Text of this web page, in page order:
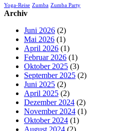
Yoga-Reise Zumba Zumba Party
Archiv
Juni 2026 (2)
Mai 2026 (1)
April 2026 (1)
Februar 2026 (1)
Oktober 2025 (3)
September 2025 (2)
Juni 2025 (2)
April 2025 (2)
Dezember 2024 (2)
November 2024 (1)
Oktober 2024 (1)
August 2024 (2)